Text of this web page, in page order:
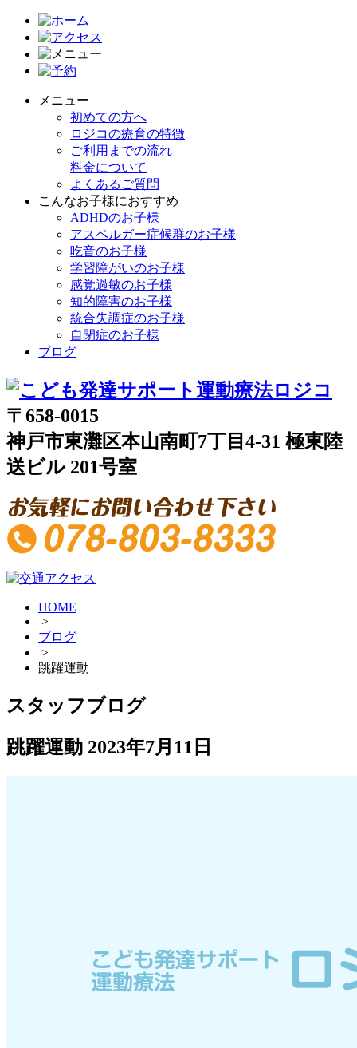
メニュー
初めての方へ
ロジコの療育の特徴
ご利用までの流れ
料金について
よくあるご質問
こんなお子様におすすめ
ADHDのお子様
アスペルガー症候群のお子様
吃音のお子様
学習障がいのお子様
感覚過敏のお子様
知的障害のお子様
統合失調症のお子様
自閉症のお子様
ブログ
〒658-0015
神戸市東灘区本山南町7丁目4-31 極東陸
送ビル 201号室
HOME
>
ブログ
>
跳躍運動
スタッフブログ
跳躍運動 2023年7月11日